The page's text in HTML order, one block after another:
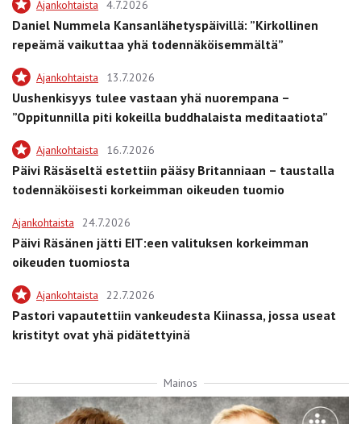
Ajankohtaista 4.7.2026
Daniel Nummela Kansanlähetyspäivillä: ”Kirkollinen
repeämä vaikuttaa yhä todennäköisemmältä”
Ajankohtaista 13.7.2026
Uushenkisyys tulee vastaan yhä nuorempana –
”Oppitunnilla piti kokeilla buddhalaista meditaatiota”
Ajankohtaista 16.7.2026
Päivi Räsäseltä estettiin pääsy Britanniaan – taustalla
todennäköisesti korkeimman oikeuden tuomio
Ajankohtaista 24.7.2026
Päivi Räsänen jätti EIT:een valituksen korkeimman
oikeuden tuomiosta
Ajankohtaista 22.7.2026
Pastori vapautettiin vankeudesta Kiinassa, jossa useat
kristityt ovat yhä pidätettyinä
Mainos